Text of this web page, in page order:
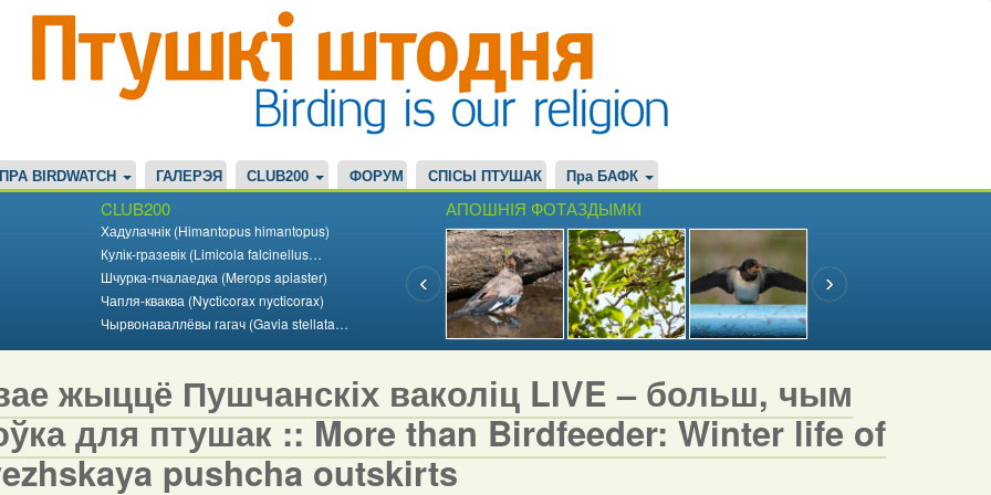
ПРА BIRDWATCH ГАЛЕРЭЯ CLUB200 ФОРУМ СПІСЫ ПТУШАК Пра БАФК
CLUB200
Хадулачнік (Himantopus himantopus)
Кулік-гразевік (Limicola falcinellus…
Шчурка-пчалаедка (Merops apiaster)
Чапля-кваква (Nycticorax nycticorax)
Чырвонаваллёвы гагач (Gavia stellata…
АПОШНІЯ ФОТАЗДЫМКІ
жыццё Пушчанскіх ваколіц LIVE – больш, чым
для птушак :: More than Birdfeeder: Winter life of
pushcha outskirts